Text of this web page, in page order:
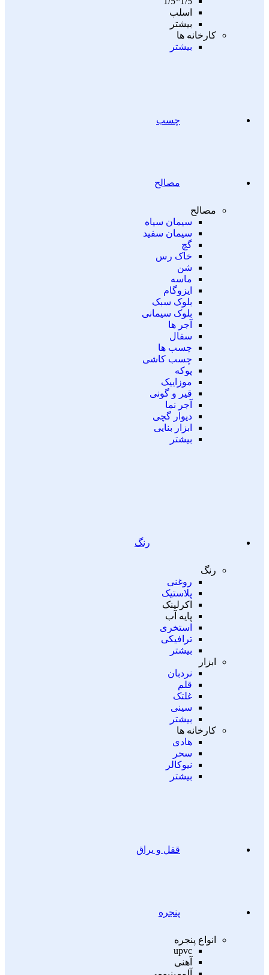
اسلب
بیشتر
کارخانه ها
بیشتر
چسب
مصالح
مصالح
سیمان سیاه
سیمان سفید
گچ
خاک رس
شن
ماسه
ایزوگام
بلوک سبک
بلوک سیمانی
آجر ها
سفال
چسب ها
چسب کاشی
پوکه
موزاییک
قیر و گونی
آجر نما
دیوار گچی
ابزار بنایی
بیشتر
رنگ
رنگ
روغنی
پلاستیک
اکرلینک
پایه آب
استخری
ترافیکی
بیشتر
ابزار
نردبان
قلم
غلتک
سینی
بیشتر
کارخانه ها
هادی
سحر
نیوکالر
بیشتر
قفل و یراق
پنجره
انواع پنجره
upvc
آهنی